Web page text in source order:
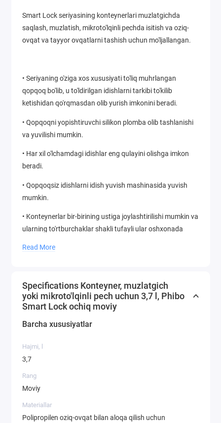
Smart Lock seriyasining konteynerlari muzlatgichda
saqlash, muzlatish, mikroto'lqinli pechda isitish va oziq-
ovqat va tayyor ovqatlarni tashish uchun mo'ljallangan.
• Seriyaning o'ziga xos xususiyati to'liq muhrlangan
qopqoq bo'lib, u to'ldirilgan idishlarni tarkibi to'kilib
ketishidan qo'rqmasdan olib yurish imkonini beradi.
• Qopqoqni yopishtiruvchi silikon plomba olib tashlanishi
va yuvilishi mumkin.
• Har xil o'lchamdagi idishlar eng qulayini olishga imkon
beradi.
• Qopqoqsiz idishlarni idish yuvish mashinasida yuvish
mumkin.
• Konteynerlar bir-birining ustiga joylashtirilishi mumkin va
ularning to'rtburchaklar shakli tufayli ular oshxonada
ishlanishi mumkin.
Read More
Specifications Konteyner, muzlatgich
yoki mikroto'lqinli pech uchun 3,7 l, Phibo
Smart Lock ochiq moviy
Barcha xususiyatlar
Hajmi, l
3,7
Rang
Moviy
Materiallar
Polipropilen oziq-ovqat bilan aloqa qilish uchun